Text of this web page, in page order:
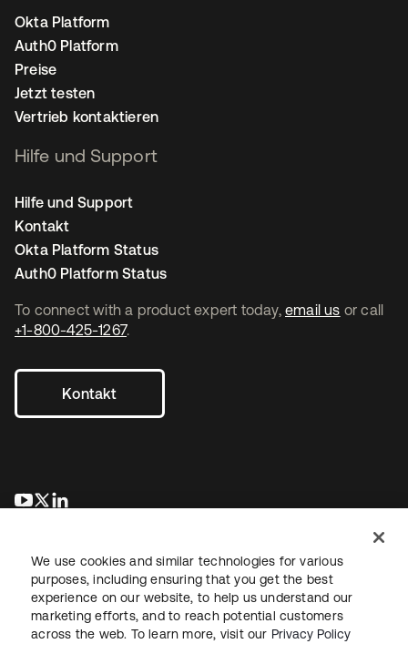
To connect with a product expert today, email us or call
+1-800-425-1267.
Kontakt
wird in einer neuen Registerkarte geöffnet
wird in einer neuen Registerkarte geöffnet
Okta Platform
Auth0 Platform
Preise
Jetzt testen
Vertrieb kontaktieren
Hilfe und Support
Hilfe und Support
Kontakt
Okta Platform Status
Auth0 Platform Status
RechtDatenschutzrichtlinieNutzungsbedingungenSicherheit
We use cookies and similar technologies for various
purposes, including ensuring that you get the best
experience on our website, to help us understand our
marketing efforts, and to reach potential customers
across the web. To learn more, visit our Privacy Policy